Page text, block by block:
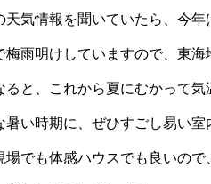
天気情報を聞いていたら、今年
梅雨明けしていますので、東海
ると、これから夏にむかって
暑い時期に、ぜひすごし易い室
場でも体感ハウスでも良いので